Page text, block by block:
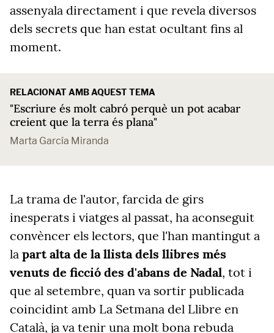
assenyala directament i que revela diversos
dels secrets que han estat ocultant fins al
moment.
RELACIONAT AMB AQUEST TEMA
"Escriure és molt cabró perquè un pot acabar
creient que la terra és plana"
Marta García Miranda
La trama de l'autor, farcida de girs
inesperats i viatges al passat, ha aconseguit
convèncer els lectors, que l'han mantingut a
la part alta de la llista dels llibres més
venuts de ficció des d'abans de Nadal, tot i
que al setembre, quan va sortir publicada
coincidint amb La Setmana del Llibre en
Català, ja va tenir una molt bona rebuda